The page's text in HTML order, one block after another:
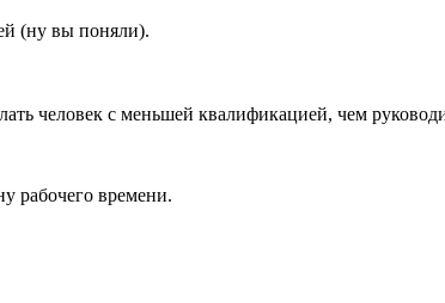
(ну вы поняли).⠀⠀⠀
человек с меньшей квалификацией, чем
рабочего времени.